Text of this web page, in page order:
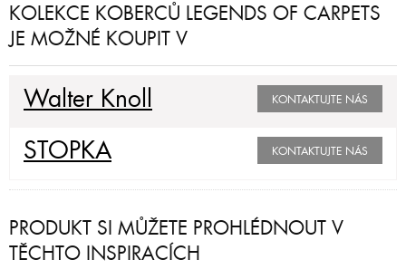
KOLEKCE KOBERCŮ LEGENDS OF CARPETS
JE MOŽNÉ KOUPIT V
Walter Knoll KONTAKTUJTE NÁS
STOPKA KONTAKTUJTE NÁS
PRODUKT SI MŮŽETE PROHLÉDNOUT V
TĚCHTO INSPIRACÍCH